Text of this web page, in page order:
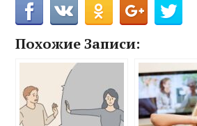
Похожие Записи: